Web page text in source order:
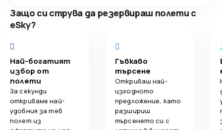
Защо си струва да резервираш полети с
eSky?
Най-богатият
избор от
полети
За секунди
откриваме най-
удобния за теб
полет из
Гъвкаво
търсене
Откриваш най-
изгодното
предложение, като
разшириш
търсенето си с